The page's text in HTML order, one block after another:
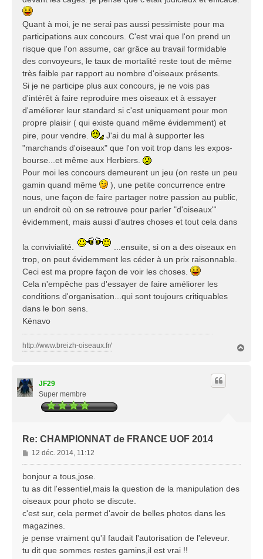
Quant à moi, je ne serai pas aussi pessimiste pour ma
participations aux concours. C'est vrai que l'on prend un
risque que l'on assume, car grâce au travail formidable
des convoyeurs, le taux de mortalité reste tout de même
très faible par rapport au nombre d'oiseaux présents.
Si je ne participe plus aux concours, je ne vois pas
d'intérêt à faire reproduire mes oiseaux et à essayer
d'améliorer leur standard si c'est uniquement pour mon
propre plaisir ( qui existe quand même évidemment) et
pire, pour vendre.
J'ai du mal à supporter les
"marchands d'oiseaux" que l'on voit trop dans les expos-
bourse...et même aux Herbiers.
Pour moi les concours demeurent un jeu (on reste un peu
gamin quand même
), une petite concurrence entre
nous, une façon de faire partager notre passion au public,
un endroit où on se retrouve pour parler "d'oiseaux"'
évidemment, mais aussi d'autres choses et tout cela dans
la convivialité.
...ensuite, si on a des oiseaux en
trop, on peut évidemment les céder à un prix raisonnable.
Ceci est ma propre façon de voir les choses.
Cela n'empêche pas d'essayer de faire améliorer les
conditions d'organisation...qui sont toujours critiquables
dans le bon sens.
Kénavo
http://www.breizh-oiseaux.fr/
JF29
Super membre
Re: CHAMPIONNAT de FRANCE UOF 2014
M
e
s
g
e
12 déc. 2014, 11:12
bonjour a tous,jose.
tu as dit l'essentiel,mais la question de la manipulation des
oiseaux pour photo se discute.
c'est sur, cela permet d'avoir de belles photos dans les
magazines.
je pense vraiment qu'il faudait l'autorisation de l'eleveur.
tu dit que sommes restes gamins,il est vrai !!